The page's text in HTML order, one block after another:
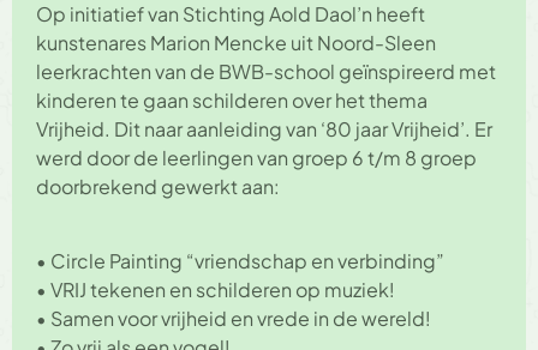
Op initiatief van Stichting Aold Daol’n heeft
kunstenares Marion Mencke uit Noord-Sleen
leerkrachten van de BWB-school geïnspireerd met
kinderen te gaan schilderen over het thema
Vrijheid. Dit naar aanleiding van ‘80 jaar Vrijheid’. Er
werd door de leerlingen van groep 6 t/m 8 groep
doorbrekend gewerkt aan:
• Circle Painting “vriendschap en verbinding”
• VRIJ tekenen en schilderen op muziek!
• Samen voor vrijheid en vrede in de wereld!